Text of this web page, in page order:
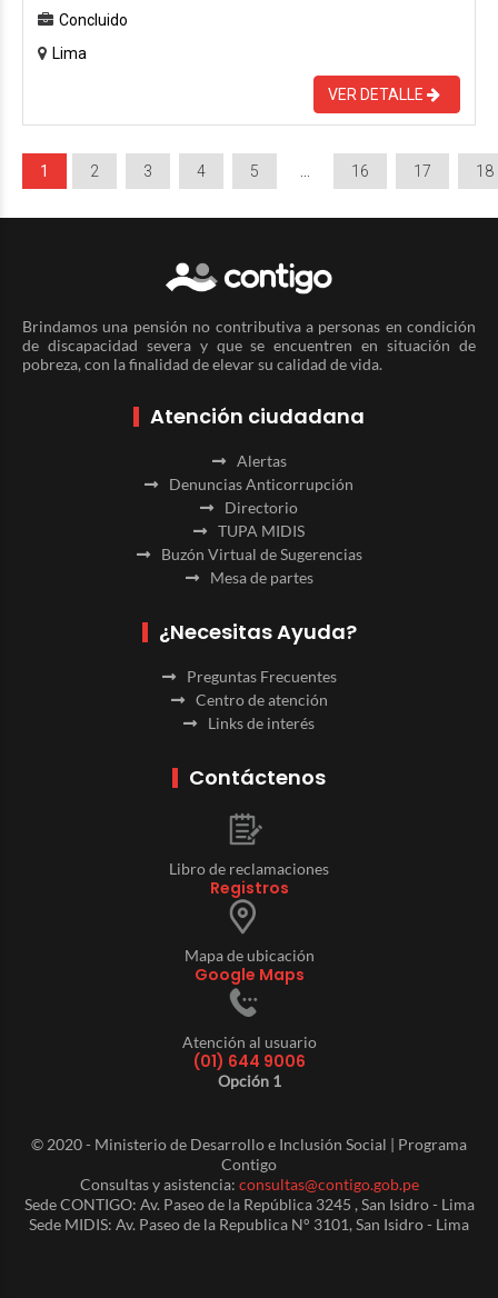
Concluido
Lima
VER DETALLE
1 2 3 4 5 16 17 18
Brindamos una pensión no contributiva a personas en condición
de discapacidad severa y que se encuentren en situación de
pobreza, con la finalidad de elevar su calidad de vida.
Atención ciudadana
Alertas
Denuncias Anticorrupción
Directorio
TUPA MIDIS
Buzón Virtual de Sugerencias
Mesa de partes
¿Necesitas Ayuda?
Preguntas Frecuentes
Centro de atención
Links de interés
Contáctenos
Libro de reclamaciones
Registros
Mapa de ubicación
Google Maps
Atención al usuario
(01) 644 9006
Opción 1
© 2020 - Ministerio de Desarrollo e Inclusión Social | Programa
Contigo
Consultas y asistencia: consultas@contigo.gob.pe
Sede CONTIGO: Av. Paseo de la República 3245 , San Isidro - Lima
Sede MIDIS: Av. Paseo de la Republica N° 3101, San Isidro - Lima